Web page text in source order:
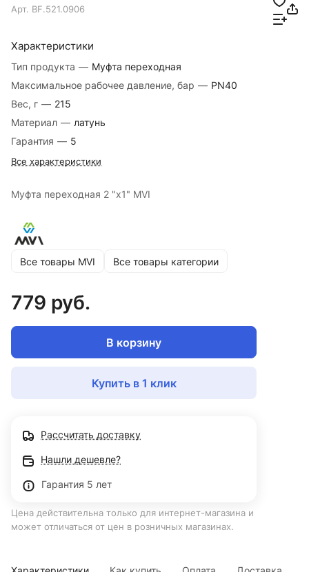
Арт. BF.521.0906
Характеристики
Тип продукта — Муфта переходная
Максимальное рабочее давление, бар — PN40
Вес, г — 215
Материал — латунь
Гарантия — 5
Все характеристики
Муфта переходная 2 "х1" MVI
Все товары MVI Все товары категории
779 руб.
В корзину
Купить в 1 клик
Рассчитать доставку
Нашли дешевле?
Гарантия 5 лет
Цена действительна только для интернет-магазина и
может отличаться от цен в розничных магазинах.